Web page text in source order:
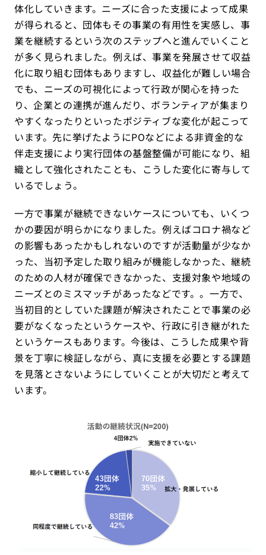
体化していきます。ニーズに合った支援によって成果
が得られると、団体もその事業の有用性を実感し、事
業を継続するという次のステップへと進んでいくこと
が多く見られました。例えば、事業を発展させて収益
化に取り組む団体もありますし、収益化が難しい場合
でも、ニーズの可視化によって行政が関心を持った
り、企業との連携が進んだり、ボランティアが集まり
やすくなったりといったポジティブな変化が起こって
います。先に挙げたようにPOなどによる非資金的な
伴走支援により実行団体の基盤整備が可能になり、組
織として強化されたことも、こうした変化に寄与して
いるでしょう。
一方で事業が継続できないケースについても、いくつ
かの要因が明らかになりました。例えばコロナ禍など
の影響もあったかもしれないのですが活動量が少なか
った、当初予定した取り組みが機能しなかった、継続
のための人材が確保できなかった、支援対象や地域の
ニーズとのミスマッチがあったなどです。。一方で、
当初目的としていた課題が解決されたことで事業の必
要がなくなったというケースや、行政に引き継がれた
というケースもあります。今後は、こうした成果や背
景を丁寧に検証しながら、真に支援を必要とする課題
を見落とさないようにしていくことが大切だと考えて
います。